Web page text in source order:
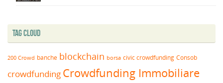
Tag Cloud
200 Crowd banche blockchain borsa civic crowdfunding Consob
crowdfunding Crowdfunding Immobiliare